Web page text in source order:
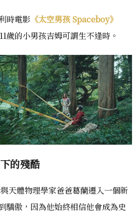
時電影 《太空男孩 Spaceboy》
歲的小男孩吉姆可謂生不逢時。
的殘酷
天體物理學家爸爸葛蘭遷入一個新
驕傲，因為他始終相信他會成為史